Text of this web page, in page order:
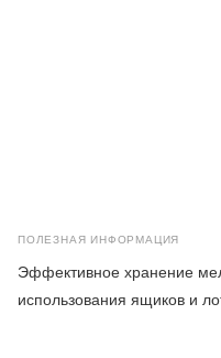
ПОЛЕЗНАЯ ИНФОРМАЦИЯ
Эффективное хранение
использования ящиков и